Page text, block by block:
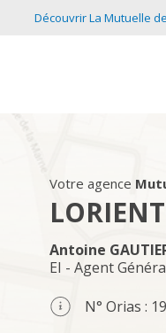
Découvrir La Mutuelle
Votre agence
LORIENT
Antoine
EI - Agent
N° Orias :